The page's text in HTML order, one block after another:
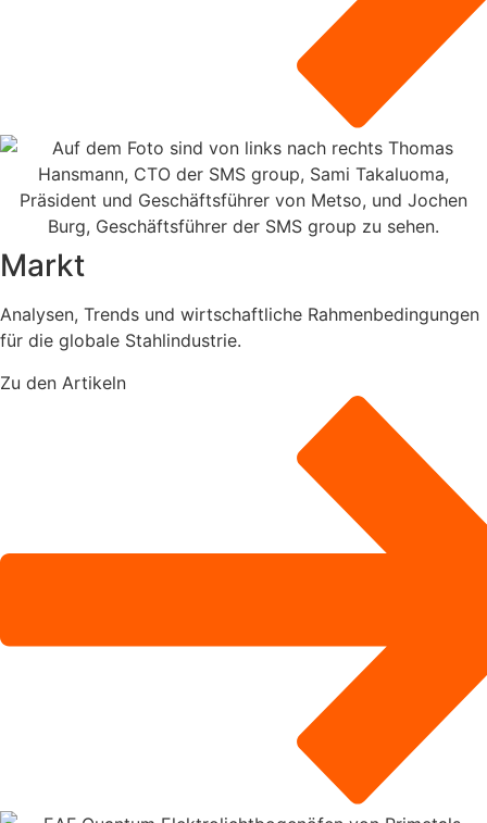
Markt
Analysen, Trends und wirtschaftliche Rahmenbedingungen
für die globale Stahlindustrie.
Zu den Artikeln